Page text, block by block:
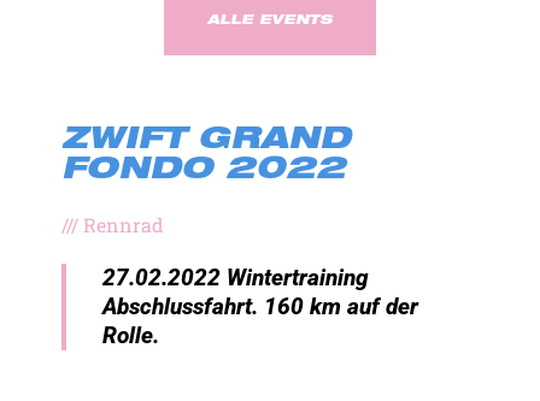
ALLE EVENTS
ZWIFT GRAND
FONDO 2022
/// Rennrad
27.02.2022 Wintertraining
Abschlussfahrt. 160 km auf der
Rolle.